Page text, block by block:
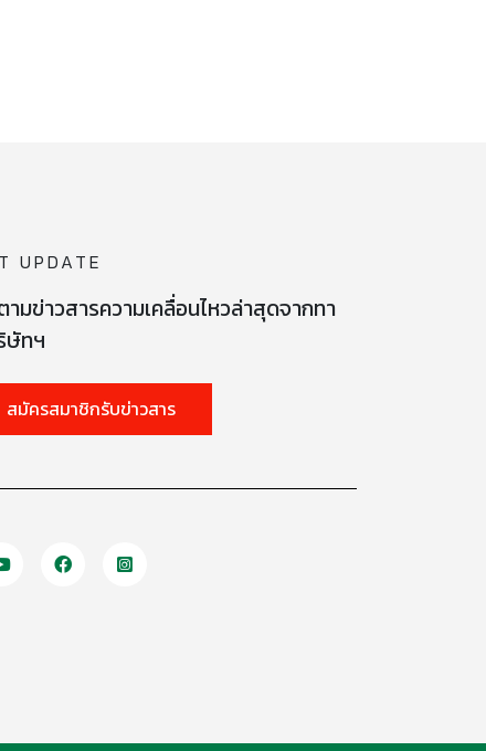
UPDATE
มข่าวสารความเคลื่อนไหวล่าสุดจากทา
ษัทฯ
สมัครสมาชิกรับข่าวสาร